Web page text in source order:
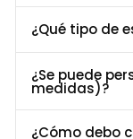
Especificación
Largo
150
Profundidad
82
Material
¿Qué tipo de
¿Se puede
medidas)?
¿Cómo debo